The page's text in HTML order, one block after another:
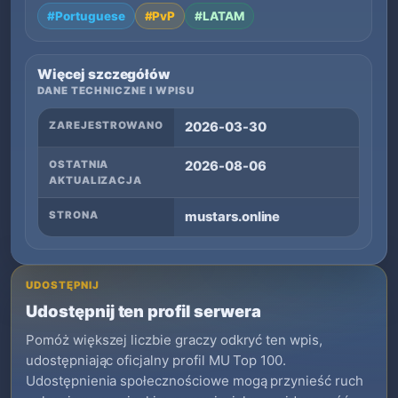
#Portuguese #PvP #LATAM
Więcej szczegółów
DANE TECHNICZNE I WPISU
ZAREJESTROWANO 2026-03-30
OSTATNIA
AKTUALIZACJA
2026-08-06
STRONA mustars.online
UDOSTĘPNIJ
Udostępnij ten profil serwera
Pomóż większej liczbie graczy odkryć ten wpis,
udostępniając oficjalny profil MU Top 100.
Udostępnienia społecznościowe mogą przynieść ruch